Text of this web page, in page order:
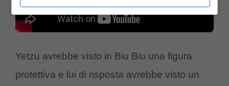
Yetzu avrebbe visto in Biu Biu una figura
protettiva e lui di risposta avrebbe visto un